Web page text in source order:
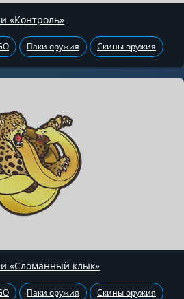
«Контроль»
Паки оружия Скины оружия
«Сломанный клык»
Паки оружия Скины оружия